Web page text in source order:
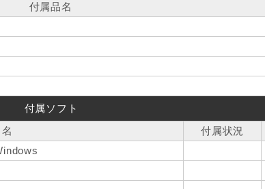
付属品名
付属ソフト
付属状況